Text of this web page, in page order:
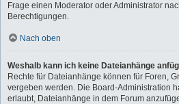
Frage einen Moderator oder Administrator
Berechtigungen.
Nach oben
Weshalb kann ich keine Dateianhänge
Rechte für Dateianhänge können für Foren,
vergeben werden. Die Board-Administration
erlaubt, Dateianhänge in dem Forum